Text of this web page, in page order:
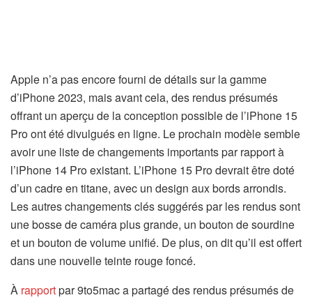
Apple n’a pas encore fourni de détails sur la gamme
d’iPhone 2023, mais avant cela, des rendus présumés
offrant un aperçu de la conception possible de l’iPhone 15
Pro ont été divulgués en ligne. Le prochain modèle semble
avoir une liste de changements importants par rapport à
l’iPhone 14 Pro existant. L’iPhone 15 Pro devrait être doté
d’un cadre en titane, avec un design aux bords arrondis.
Les autres changements clés suggérés par les rendus sont
une bosse de caméra plus grande, un bouton de sourdine
et un bouton de volume unifié. De plus, on dit qu’il est offert
dans une nouvelle teinte rouge foncé.
À rapportpar 9to5mac a partagé des rendus présumés de